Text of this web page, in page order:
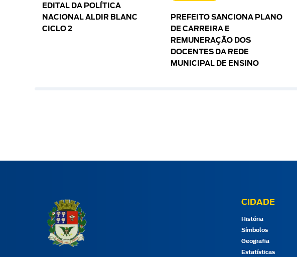
EDITAL DA POLÍTICA
NACIONAL ALDIR BLANC
CICLO 2
PREFEITO SANCIONA PLANO
DE CARREIRA E
REMUNERAÇÃO DOS
DOCENTES DA REDE
MUNICIPAL DE ENSINO
CIDADE
História
Símbolos
Geografia
Estatísticas